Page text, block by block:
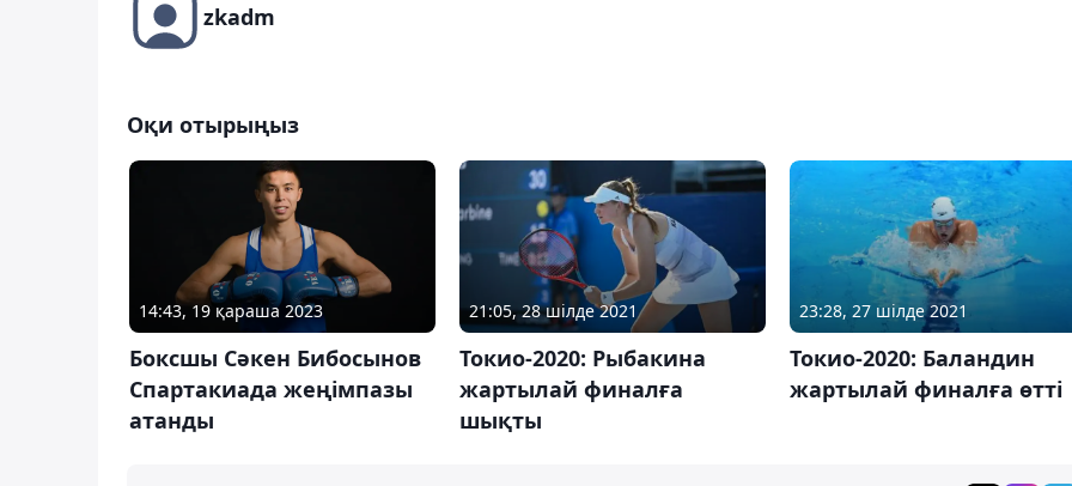
zkadm
Оқи отырыңыз
14:43, 19 қараша 2023
Боксшы Сәкен Бибосынов
Спартакиада жеңімпазы
атанды
21:05, 28 шілде 2021
Токио-2020: Рыбакина
жартылай финалға
шықты
23:28, 27 шілде 2021
Токио-2020: Баландин
жартылай финалға өтті